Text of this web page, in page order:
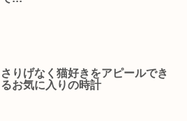
さりげなく猫好きをアピールでき
るお気に入りの時計